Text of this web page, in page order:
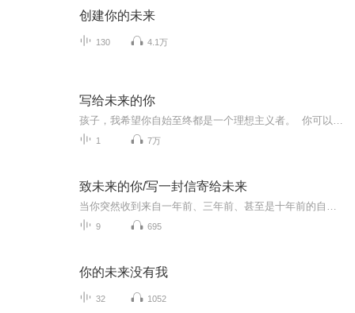
创建你的未来
130 4.1万
写给未来的你
1 7万
致未来的你/写一封信寄给未来
9 695
你的未来没有我
32 1052